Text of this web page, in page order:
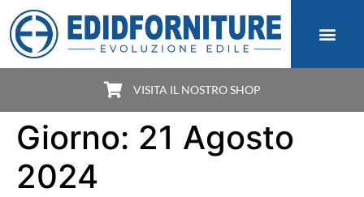
VISITA IL NOSTRO SHOP
Giorno: 21 Agosto
2024